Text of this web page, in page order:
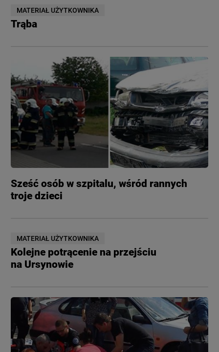
MATERIAŁ UŻYTKOWNIKA
Trąba
Sześć osób w szpitalu, wśród rannych
troje dzieci
MATERIAŁ UŻYTKOWNIKA
Kolejne potrącenie na przejściu
na Ursynowie